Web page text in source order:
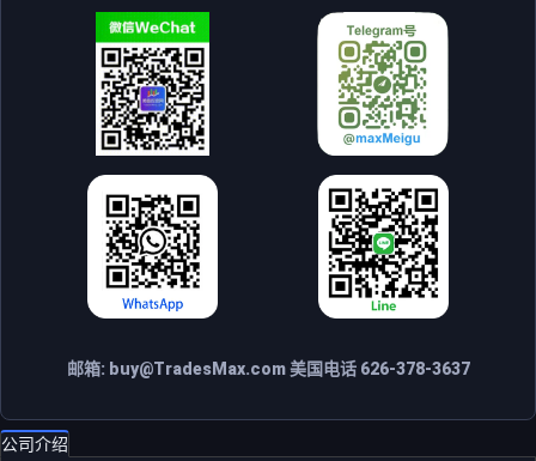
邮箱: buy@TradesMax.com美国电话 626-378-3637
公司介绍